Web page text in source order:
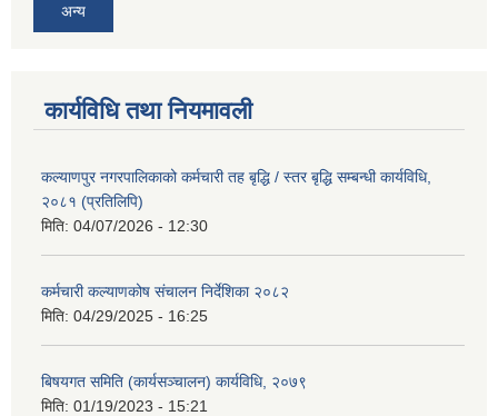
अन्य
कार्यविधि तथा नियमावली
कल्याणपुर नगरपालिकाको कर्मचारी तह बृद्धि / स्तर बृद्धि सम्बन्धी कार्यविधि,
२०८१ (प्रतिलिपि)
मिति: 04/07/2026 - 12:30
कर्मचारी कल्याणकोष संचालन निर्देशिका २०८२
मिति: 04/29/2025 - 16:25
बिषयगत समिति (कार्यसञ्चालन) कार्यविधि, २०७९
मिति: 01/19/2023 - 15:21